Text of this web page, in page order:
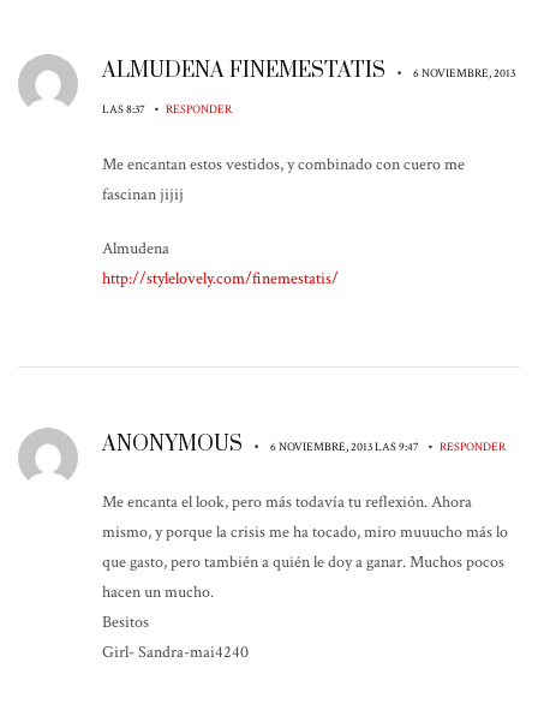
ALMUDENA FINEMESTATIS • 6 NOVIEMBRE, 2013
LAS 8:37 • RESPONDER
Me encantan estos vestidos, y combinado con cuero me
fascinan jijij
Almudena
http://stylelovely.com/finemestatis/
ANONYMOUS • 6 NOVIEMBRE, 2013 LAS 9:47 • RESPONDER
Me encanta el look, pero más todavía tu reflexión. Ahora
mismo, y porque la crisis me ha tocado, miro muuucho más lo
que gasto, pero también a quién le doy a ganar. Muchos pocos
hacen un mucho.
Besitos
Girl- Sandra-mai4240